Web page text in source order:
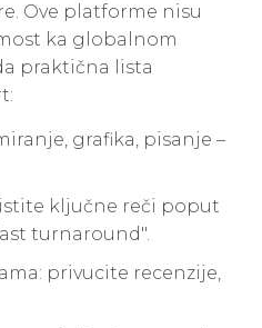
Ove platforme nisu
ka globalnom
praktična lista
grafika, pisanje –
ključne reči poput
turnaround".
privucite recenzije,